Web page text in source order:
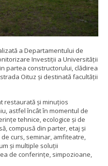
a Departamentului de
Investiții a Universităţii
partea constructorului, clădirea
Oituz şi destinată facultăţii
restaurată şi minuţios
astfel încât în momentul de
tehnice, ecologice şi de
compusă din parter, etaj şi
curs, seminar, amfiteatre,
şi multiple soluţii
de conferinţe, simpozioane,